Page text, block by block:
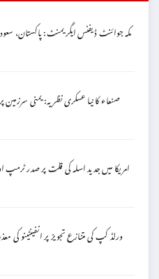
مکہ جوائنٹ ڈیفنس ایگریمنٹ: پاکستان،
صنعاء کا نیا عسکری نظریہ: یمنی
امریکا میں جدید اسلہ کی قلت پر صدر
ورلڈ کپ کی متنازع تجویز پر انفینٹینو